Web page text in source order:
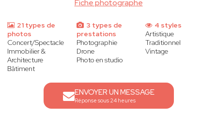
Fiche photographe
21 types de
photos
Concert/Spectacle
Immobilier &
Architecture
Bâtiment
3 types de
prestations
Photographie
Drone
Photo en studio
4 styles
Artistique
Traditionnel
Vintage
ENVOYER UN MESSAGE
Réponse sous 24 heures